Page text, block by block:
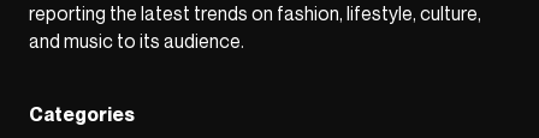
reporting the latest trends on fashion, lifestyle, culture,
and music to its audience.
Categories